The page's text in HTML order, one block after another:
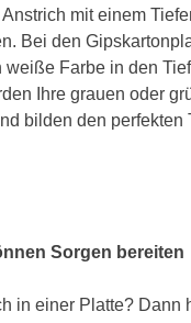
mit einem
Bei den
weiße Farbe in den
Ihre grauen oder
bilden den perfekten
Sorgen bereiten
in einer Platte? Dann